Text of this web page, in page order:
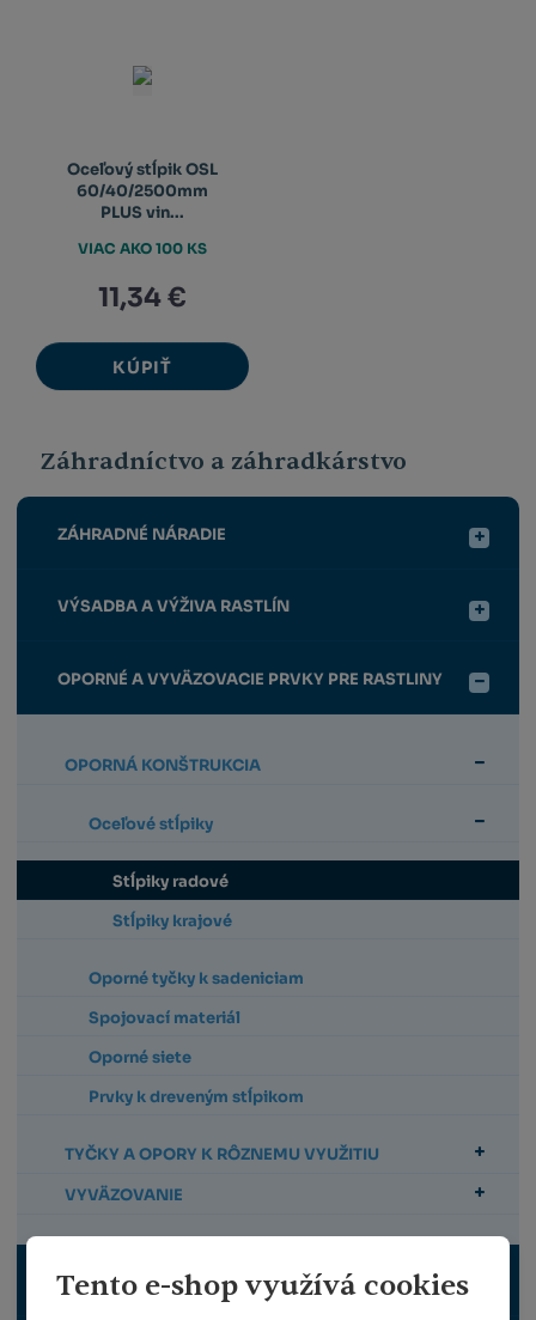
Tento e-shop využívá cookies
Oceľový stĺpik OSL
60/40/2500mm
PLUS vin...
11,34 €
KÚPIŤ
VIAC AKO 100 KS
Záhradníctvo a záhradkárstvo
ZÁHRADNÉ NÁRADIE
VÝSADBA A VÝŽIVA RASTLÍN
OPORNÉ A VYVÄZOVACIE PRVKY PRE RASTLINY
OPORNÁ KONŠTRUKCIA
Oceľové stĺpiky
Stĺpiky radové
Stĺpiky krajové
Oporné tyčky k sadeniciam
Spojovací materiál
Oporné siete
Prvky k dreveným stĺpikom
TYČKY A OPORY K RÔZNEMU VYUŽITIU
VYVÄZOVANIE
OCHRANA RASTLÍN